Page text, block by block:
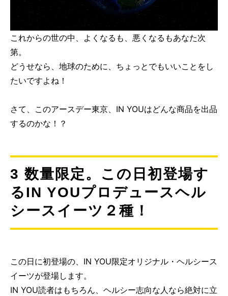
これからの世の中、よくなるも、悪くなるもあなた次
第。
どうせなら、地球のために、ちょっとでもいいことをし
たいですよね！
さて、このアースデー東京、IN YOUはどんな商品を出品
するのかな！？
3 数量限定。この日初登場す
るIN YOUプロデュースヘル
シースイーツ２種！
この日に初登場の、IN YOU限定オリジナル・ヘルシース
イーツが登場します。
IN YOU読者はもちろん、ヘルシー志向な人なら絶対に立